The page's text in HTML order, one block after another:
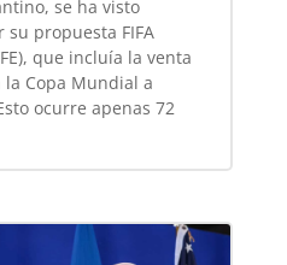
se ha visto
propuesta FIFA
que incluía la venta
Copa Mundial a
ocurre apenas 72